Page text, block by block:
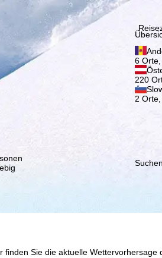
6
220
2
Suchen
Sie die aktuelle Wettervorhersage